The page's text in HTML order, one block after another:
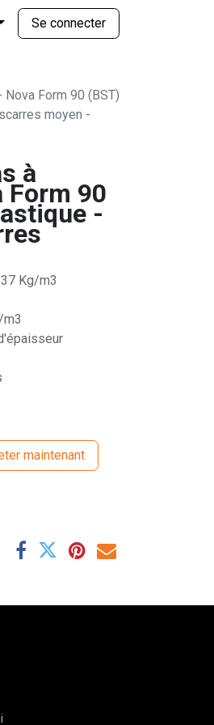
Se connecter
Form 90 (BST)
moyen -
à
Form 90
-
Kg/m3
maintenant